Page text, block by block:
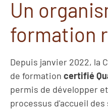
Un
formation
Depuis janvier 2022, la
de formation certifié
permis de développer
processus d'accueil